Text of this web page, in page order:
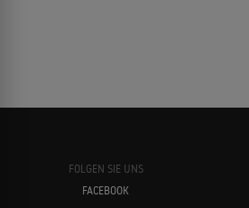
FOLGEN SIE UNS
FACEBOOK